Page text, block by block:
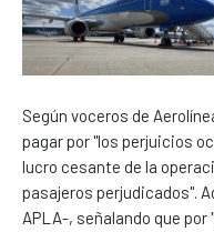
Según voceros de
pagar por "los perjuicios
lucro cesante de la
pasajeros perjudicados".
APLA-, señalando que